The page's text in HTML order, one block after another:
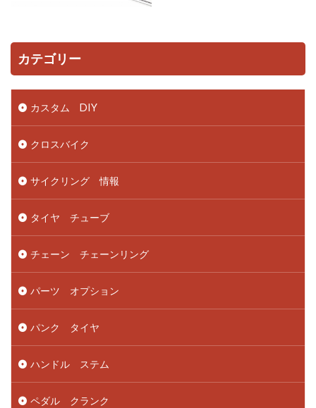
カテゴリー
カスタム DIY
クロスバイク
サイクリング 情報
タイヤ チューブ
チェーン チェーンリング
パーツ オプション
パンク タイヤ
ハンドル ステム
ペダル クランク